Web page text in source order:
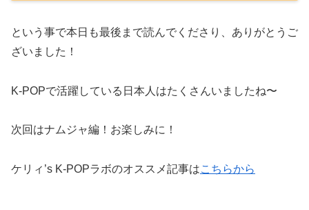
という事で本日も最後まで読んでくださり、ありがとうご
ざいました！
K-POPで活躍している日本人はたくさんいましたね〜
次回はナムジャ編！お楽しみに！
ケリィ’s K-POPラボのオススメ記事はこちらから